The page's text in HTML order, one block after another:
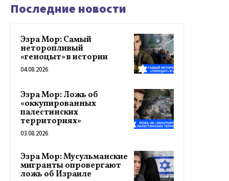
Последние новости
Эзра Мор: Самый
неторопливый
«геноцыт» в истории
04.08.2026
Эзра Мор: Ложь об
«оккупированных
палестинских
территориях»
03.08.2026
Эзра Мор: Мусульманские
мигранты опровергают
ложь об Израиле